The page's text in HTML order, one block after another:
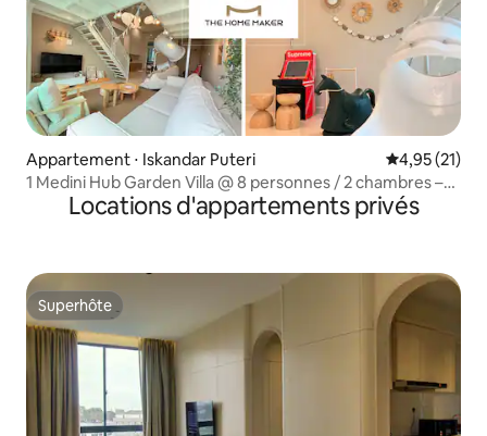
Appartement ⋅ Iskandar Puteri Évaluation
4,95 (21)
1 Medini Hub Garden Villa @ 8 personnes / 2 chambres –
The Joyslide
Locations d'appartements privés
Superhôte
Superhôte